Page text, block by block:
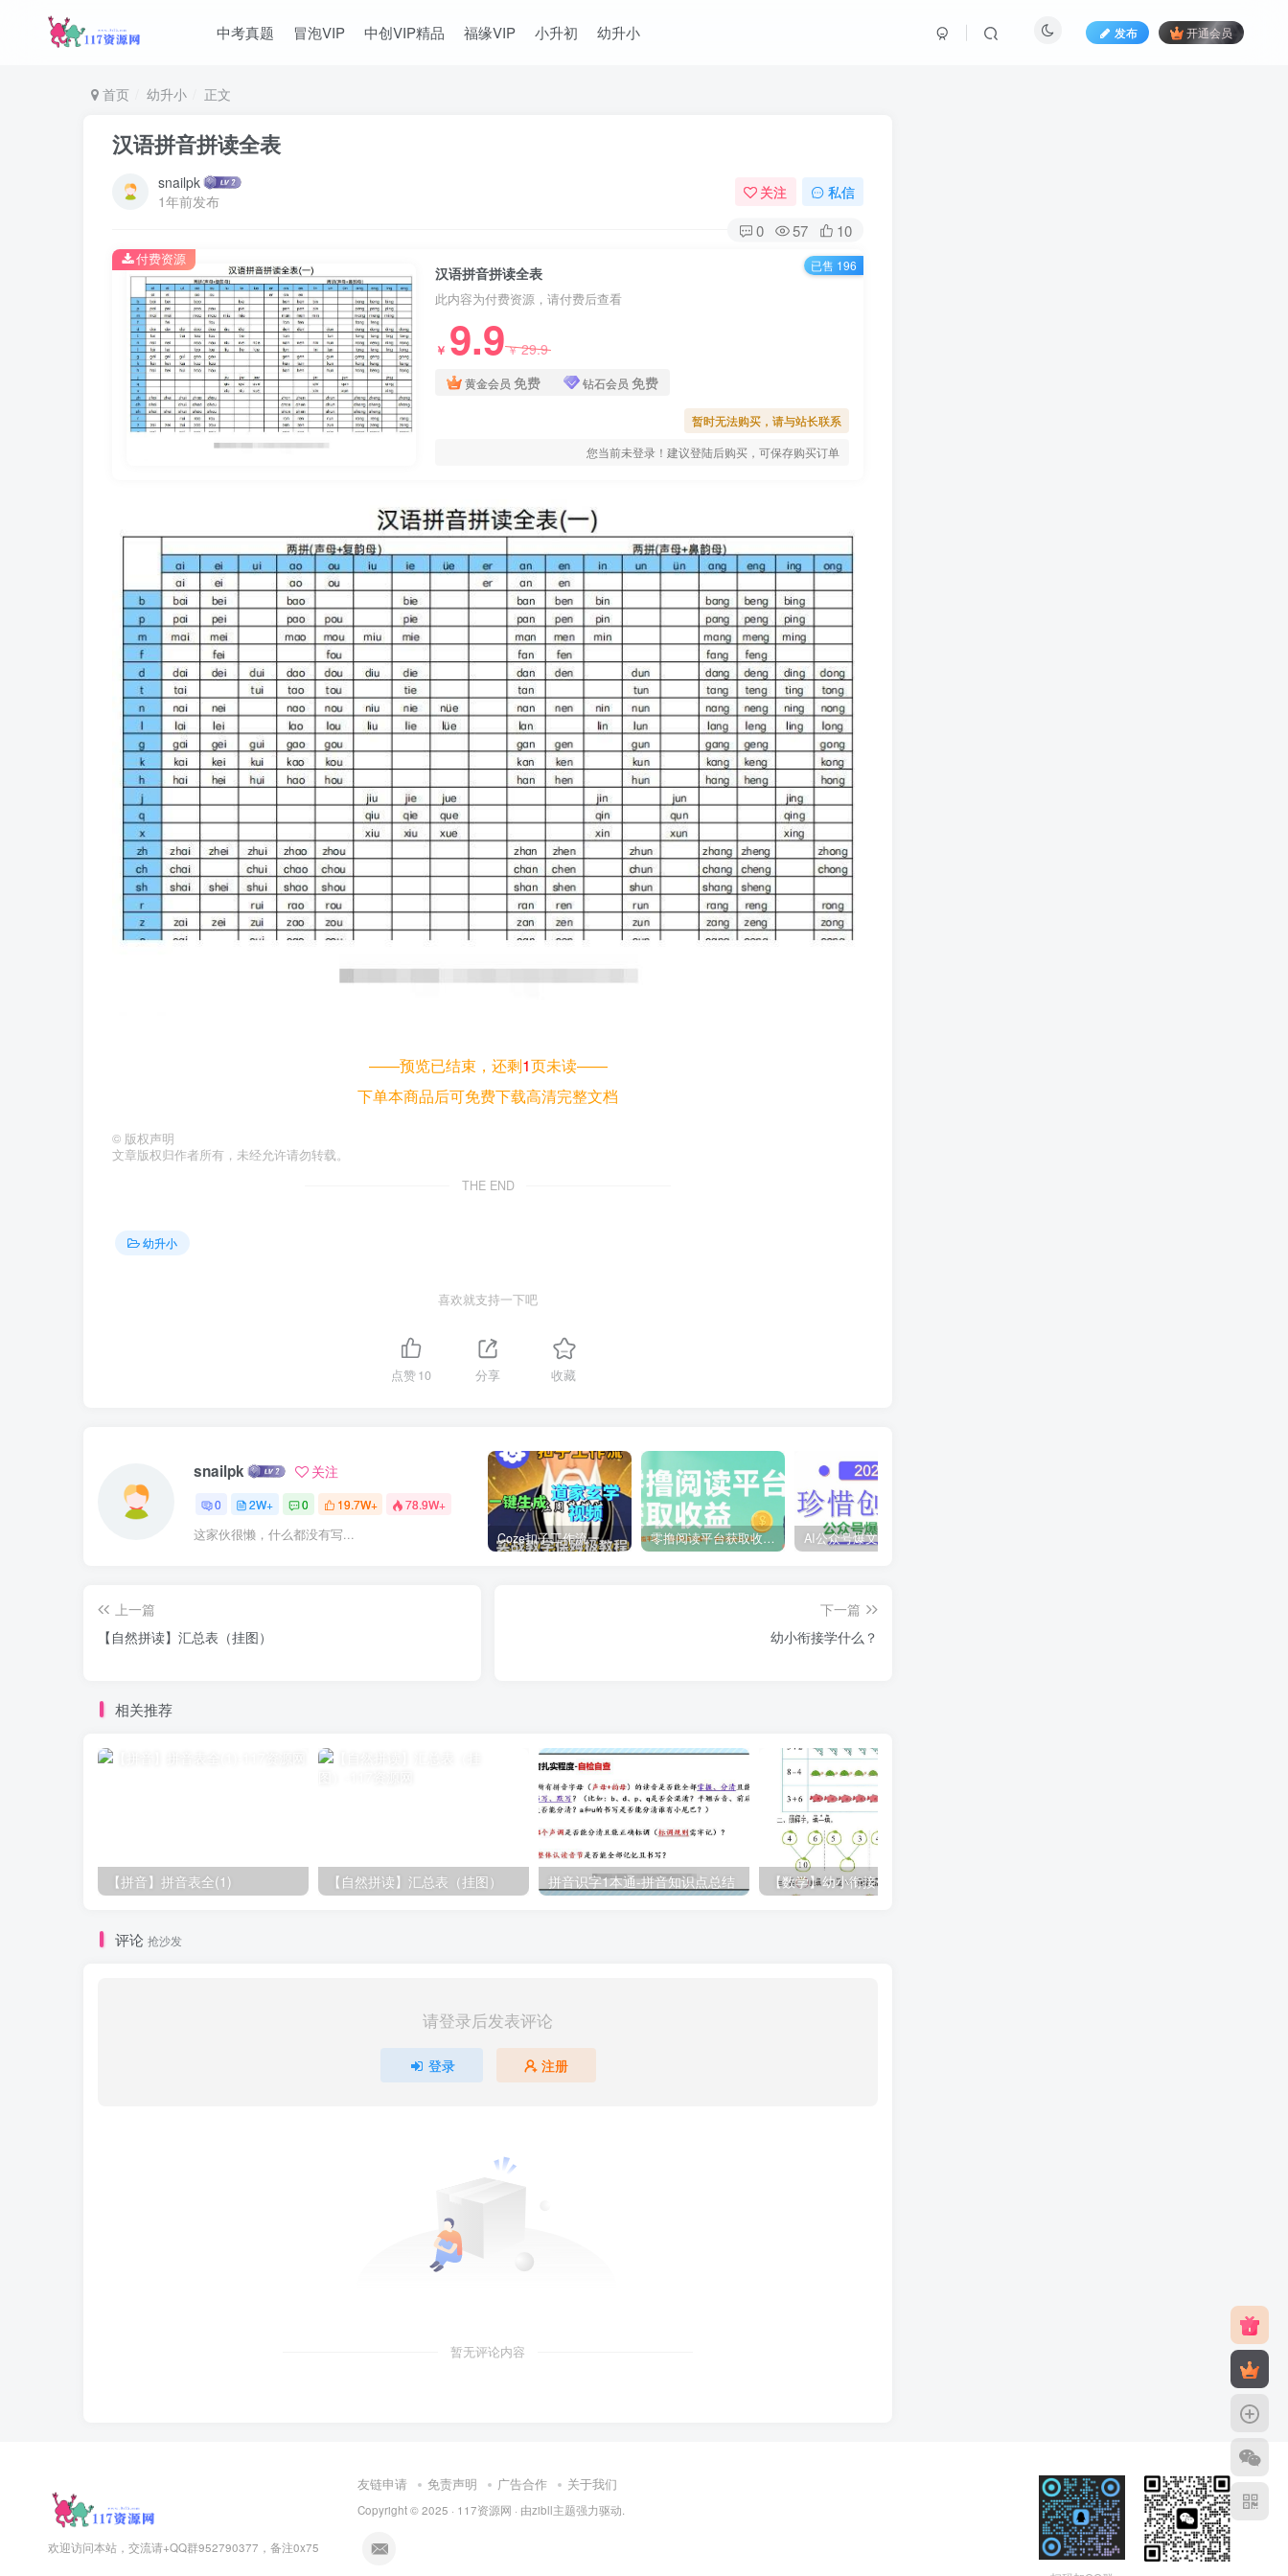
中考真题 冒泡VIP 中创VIP精品 福缘VIP 小升初 幼升小 发布 开通会员
首页 幼升小 正文
汉语拼音拼读全表
snailpk
1年前发布
关注 私信
0 57 10
汉语拼音拼读全表
此内容为付费资源，请付费后查看
￥ 9.9￥29.9
黄金会员 免费 钻石会员 免费
暂时无法购买，请与站长联系
您当前未登录！建议登陆后购买，可保存购买订单
付费资源 已售 196
——预览已结束，还剩1页未读——
下单本商品后可免费下载高清完整文档
© 版权声明
文章版权归作者所有，未经允许请勿转载。
THE END
幼升小
喜欢就支持一下吧
点赞10 分享 收藏
snailpk 关注
0 2W+ 0 19.7W+ 78.9W+
这家伙很懒，什么都没有写... Coze扣子工作流一键生成道家玄学短视频，实战保姆级教程 零撸阅读平台获取收益，最新无门槛平台，一部手机即可操作，单日收益50-3张【揭秘】
上一篇
【自然拼读】汇总表（挂图）
下一篇
幼小衔接学什么？
相关推荐
【拼音】拼音表全(1) 【自然拼读】汇总表（挂图） 拼音识字1本通-拼音知识点总结
评论 抢沙发
请登录后发表评论
登录 注册
暂无评论内容
欢迎访问本站，交流请+QQ群952790377，备注0x75
友链申请 免责声明 广告合作 关于我们
Copyright © 2025 · 117资源网 · 由zibll主题强力驱动.